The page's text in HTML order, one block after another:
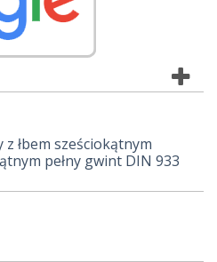
z łbem sześciokątnym
pełny gwint DIN 933